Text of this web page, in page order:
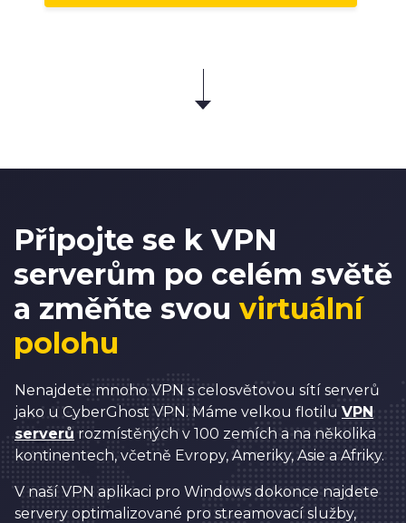
Připojte se k VPN
serverům po celém světě
a změňte svou virtuální
polohu
Nenajdete mnoho VPN s celosvětovou sítí serverů
jako u CyberGhost VPN. Máme velkou flotilu VPN
serverů rozmístěných v 100 zemích a na několika
kontinentech, včetně Evropy, Ameriky, Asie a Afriky.
V naší VPN aplikaci pro Windows dokonce najdete
servery optimalizované pro streamovací služby,